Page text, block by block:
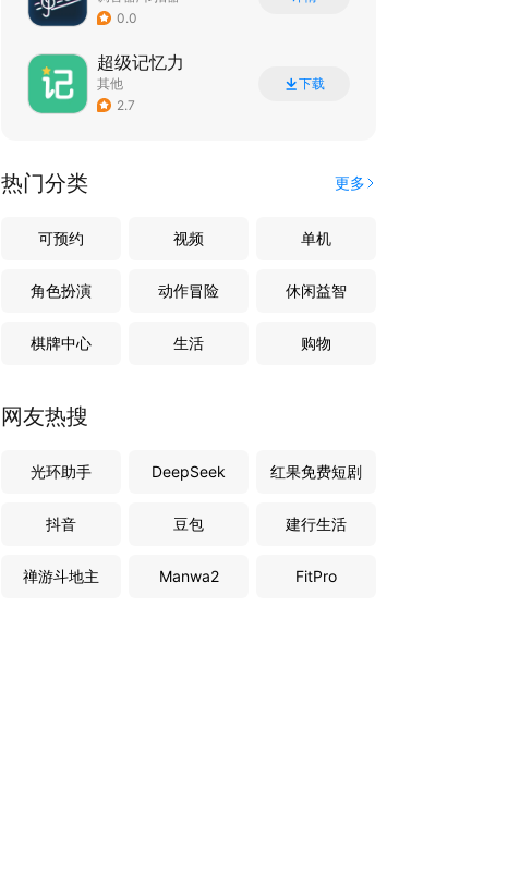
0.0
超级记忆力
其他
2.7
下载
热门分类 更多
可预约 视频 单机
角色扮演 动作冒险 休闲益智
棋牌中心 生活 购物
网友热搜
光环助手 DeepSeek 红果免费短剧
抖音 豆包 建行生活
禅游斗地主 Manwa2 FitPro